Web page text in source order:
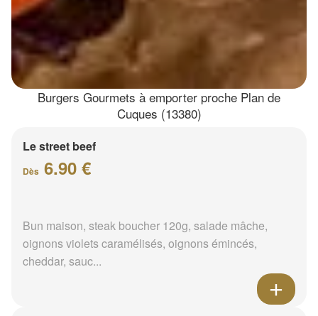
Burgers Gourmets à emporter proche Plan de
Cuques (13380)
Le street beef
Dès 6.90 €
Bun maison, steak boucher 120g, salade mâche,
oignons violets caramélisés, oignons émincés,
cheddar, sauc...